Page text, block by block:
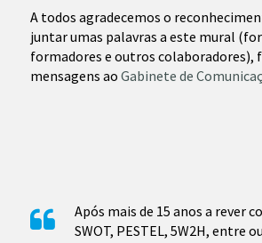
A todos agradecemos o
juntar umas palavras a este mural
formadores e outros colaboradores),
mensagens ao Gabinete de
Após mais de 15 anos a rever
SWOT, PESTEL, 5W2H, entre